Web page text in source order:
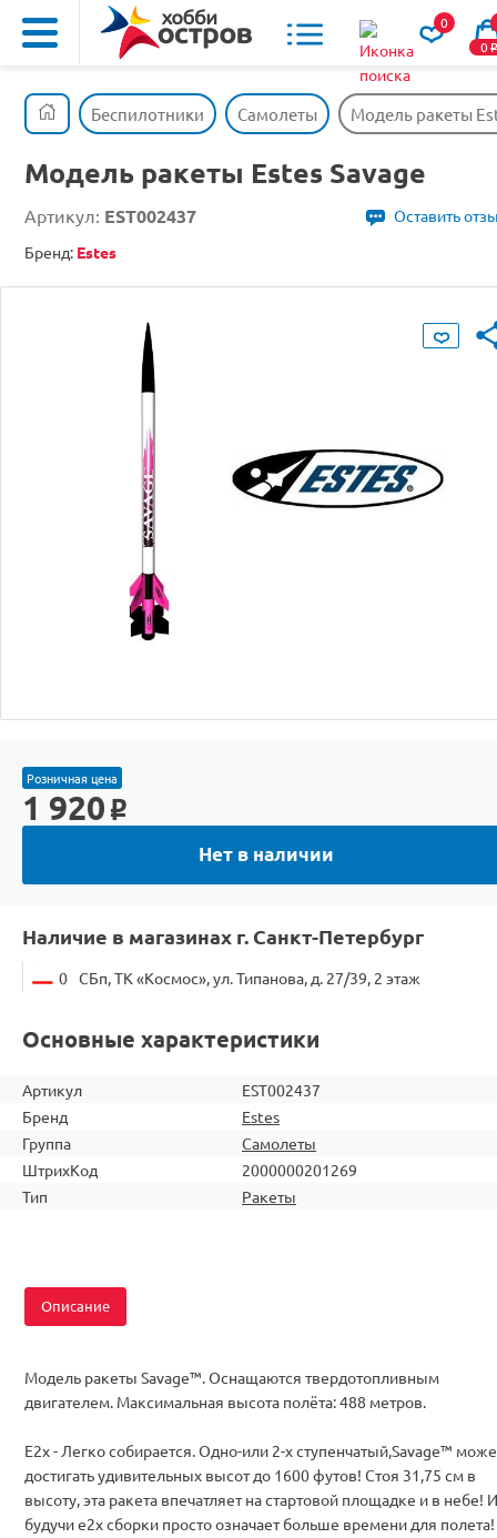
0
0o
Беспилотники Самолеты Модель ракеты
Модель ракеты Estes Savage
Артикул: EST002437
Оставить
Бренд: Estes
Розничная цена
1 920 o
Нет в наличии
Наличие в магазинах г. Санкт-Петербург
0 СБп, ТК «Космос», ул. Типанова, д. 27/39, 2 этаж
Основные характеристики
Артикул
EST002437
Бренд
Estes
Группа
Самолеты
ШтрихКод
2000000201269
Тип
Ракеты
Описание
Модель ракеты Savage™. Оснащаются твердотопливным
двигателем. Максимальная высота полёта: 488 метров.
E2x - Легко собирается. Одно-или 2-х ступенчатый,Savage™
достигать удивительных высот до 1600 футов! Стоя 31,75 см в
высоту, эта ракета впечатляет на стартовой площадке и в небе! И
будучи e2x сборки просто означает больше времени для полета!